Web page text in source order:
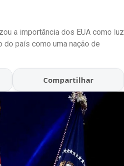
a importância dos EUA como luz
país como uma nação de
Compartilhar